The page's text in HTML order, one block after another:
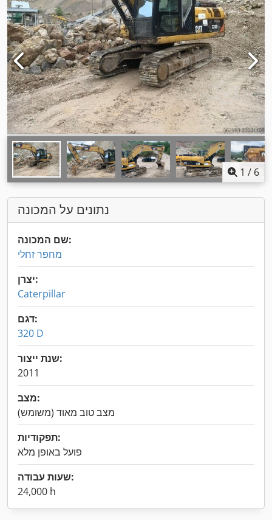
1 / 6
נתונים על המכונה
שם המכונה:
מחפר זחלי
יצרן:
Caterpillar
דגם:
320 D
שנת ייצור:
2011
מצב:
מצב טוב מאוד (משומש)
תפקודיות:
פועל באופן מלא
שעות עבודה:
24,000 h